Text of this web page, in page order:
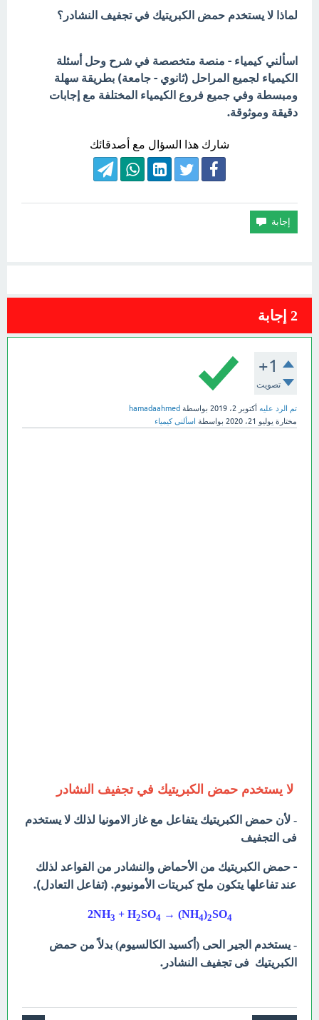
لماذا لا يستخدم حمض الكبريتيك في تجفيف النشادر؟
اسألني كيمياء - منصة متخصصة في شرح وحل أسئلة
الكيمياء لجميع المراحل (ثانوي - جامعة) بطريقة سهلة
ومبسطة وفي جميع فروع الكيمياء المختلفة مع إجابات
دقيقة وموثوقة.
شارك هذا السؤال مع أصدقائك
2 إجابة
+1
تصويت
تم الرد عليه أكتوبر 2، 2019 بواسطة hamadaahmed
مختارة يوليو 21، 2020 بواسطة اسألنى كيمياء
لا يستخدم حمض الكبريتيك في تجفيف النشادر
- لأن حمض الكبريتيك يتفاعل مع غاز الامونيا لذلك لا يستخدم
فى التجفيف
- حمض الكبريتيك من الأحماض والنشادر من القواعد لذلك
عند تفاعلها يتكون ملح كبريتات الأمونيوم. (تفاعل التعادل).
2NH3 + H2SO4 → (NH4)2SO4
- يستخدم الجير الحى (أكسيد الكالسيوم) بدلاً من حمض
الكبريتيك فى تجفيف النشادر.